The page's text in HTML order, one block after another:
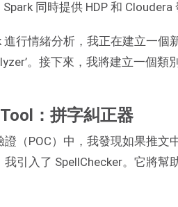
同時提供 HDP 和 Cloudera
進行情緒分析，我正在建立一
。接下來，我將建立一個類
：拼字糾正器
證（POC）中，我發現如果推
我引入了 SpellChecker。它將